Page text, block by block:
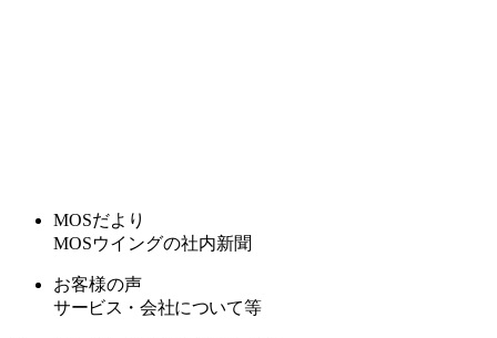
MOSだより
MOSウイングの社内新聞
お客様の声
サービス・会社について等